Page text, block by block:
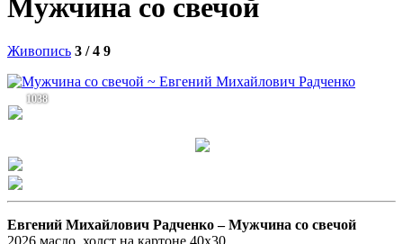
Мужчина со свечой
Живопись 3 / 4 9
1038
Евгений Михайлович Радченко –Мужчина со свечой